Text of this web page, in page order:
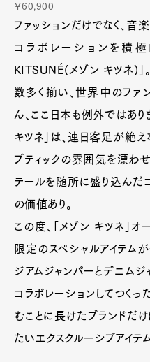
￥60,900
ファッションだけでなく、音
コラボレーションを積極
KITSUNÉ(メゾン キツネ)」
数多く揃い、世界中のファ
ん、ここ日本も例外ではあ
キツネ」は、連日客足が絶
ブティックの雰囲気を漂わ
テールを随所に盛り込んだ
の価値あり。
この度、「メゾン キツネ」
限定のスペシャルアイテム
ジアムジャンパーとデニムジ
コラボレーションしてつく
むことに長けたブランドだ
たいエクスクルーシブアイテ